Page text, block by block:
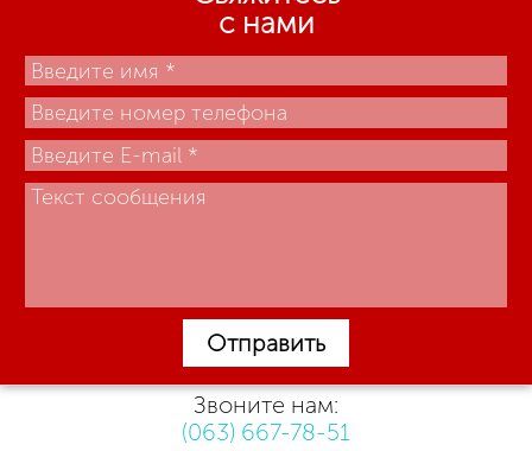
с нами
Отправить
Звоните нам:
(063) 667-78-51